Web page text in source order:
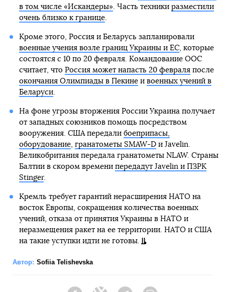
в том числе «Искандеры». Часть техники разместили
очень близко к границе.
Кроме этого, Россия и Беларусь запланировали
военные учения возле границ Украины и ЕС, которые
состоятся с 10 по 20 февраля. Командование ООС
считает, что Россия может напасть 20 февраляпосле
окончания Олимпиады в Пекинеи военных учений в
Беларуси.
На фоне угрозы вторжения России Украина получает
от западных союзников помощь посредством
вооружения. США передали боеприпасы,
оборудование, гранатометы SMAW-Dи Javelin.
Великобритания передала гранатометы NLAW. Страны
Балтии в скором времени передадут Javelin и ПЗРК
Stinger.
Кремль требует гарантий нерасширения НАТО на
восток Европы, сокращения количества военных
учений, отказа от принятия Украины в НАТО и
неразмещения ракет на ее территории. НАТО и США
на такие уступки идти не готовы.
Автор: Sofiia Telishevska